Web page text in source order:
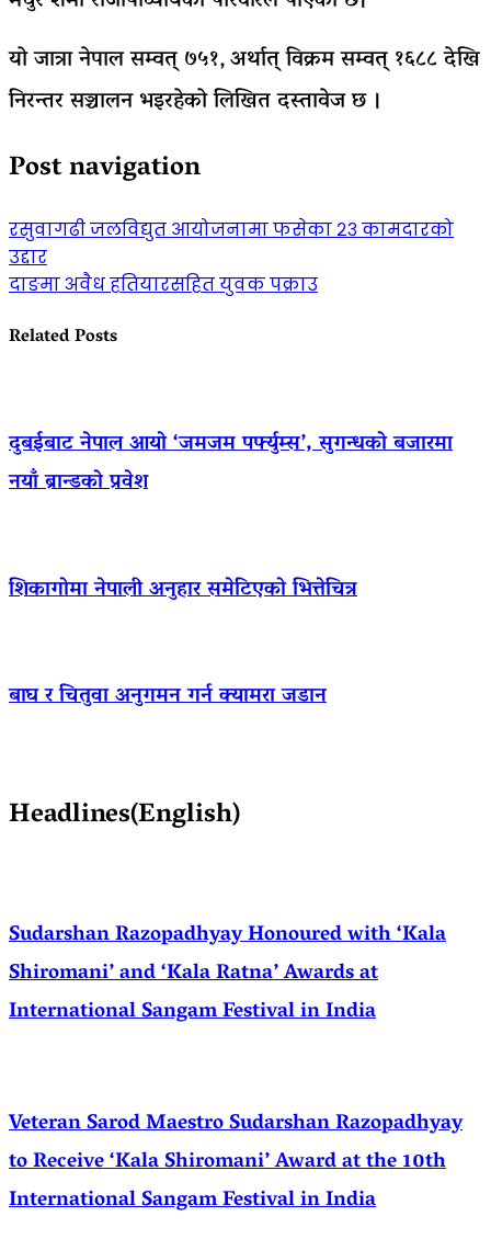
यो जात्रा नेपाल सम्वत् ७५१‚ अर्थात् विक्रम सम्वत् १६८८ देखि
निरन्तर सञ्चालन भइरहेको लिखित दस्तावेज छ ।
Post navigation
रसुवागढी जलविद्युत आयोजनामा फसेका २३ कामदारको
उद्दार
दाङमा अवैध हतियारसहित युवक पक्राउ
Related Posts
दुबईबाट नेपाल आयो ‘जमजम पर्फ्युम्स’, सुगन्धको बजारमा
नयाँ ब्रान्डको प्रवेश
शिकागोमा नेपाली अनुहार समेटिएको भित्तेचित्र
बाघ र चितुवा अनुगमन गर्न क्यामरा जडान
Headlines(English)
Sudarshan Razopadhyay Honoured with ‘Kala
Shiromani’ and ‘Kala Ratna’ Awards at
International Sangam Festival in India
Veteran Sarod Maestro Sudarshan Razopadhyay
to Receive ‘Kala Shiromani’ Award at the 10th
International Sangam Festival in India